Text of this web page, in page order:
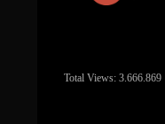
Total Views: 3.666.869